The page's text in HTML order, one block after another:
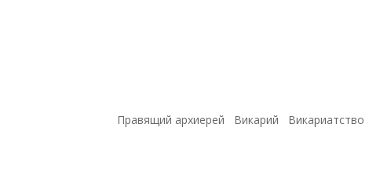
Правящий архиерей Викарий Викариатство